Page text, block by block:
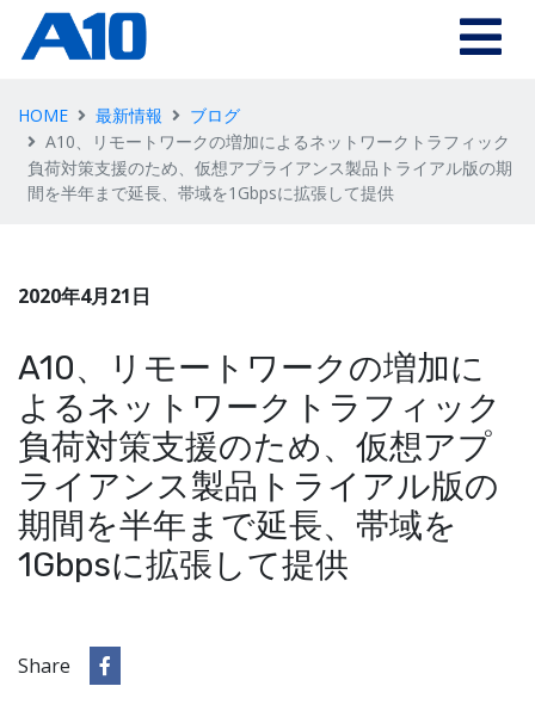
HOME 最新情報
ブログ
A10、リモートワークの増加によるネットワークトラフィック
負荷対策支援のため、仮想アプライアンス製品トライアル版の期
間を半年まで延長、帯域を1Gbpsに拡張して提供
2020年4月21日
A10、リモートワークの増加に
よるネットワークトラフィック
負荷対策支援のため、仮想アプ
ライアンス製品トライアル版の
期間を半年まで延長、帯域を
1Gbpsに拡張して提供
Share